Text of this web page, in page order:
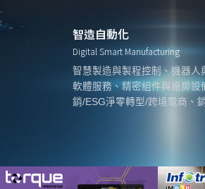
智造自動化
Digital Smart Manufacturing
智慧製造與製程控制、機器人
軟體服務、精密組件與廠房設
銷/ESG淨零轉型/跨境電商、